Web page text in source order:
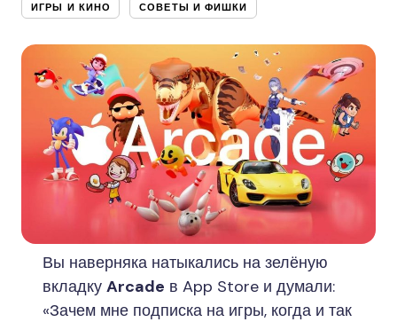
ИГРЫ И КИНО СОВЕТЫ И ФИШКИ
Вы наверняка натыкались на зелёную
вкладку Arcade в App Store и думали:
«Зачем мне подписка на игры, когда и так